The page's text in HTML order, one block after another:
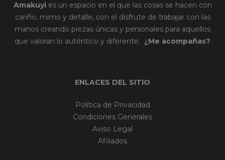
Amakuyi es un espacio en el que las cosas se hacen con
cariño, mimo y detalle, con el disfrute de trabajar con las
manos creando piezas únicas y personales para aquellos
que valoran lo auténtico y diferente. ¿Me acompañas?
ENLACES DEL SITIO
Política de Privacidad
Condiciones Generales
Aviso Legal
Afiliados